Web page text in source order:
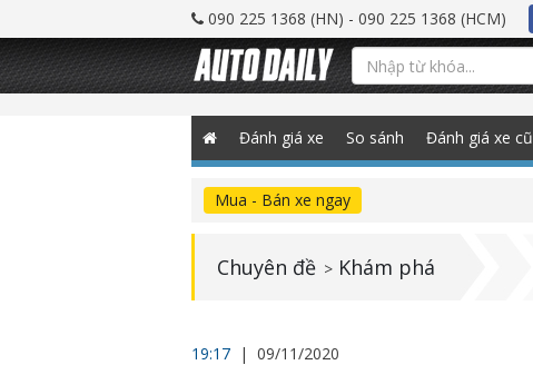
090 225 1368 (HN) - 090 225 1368 (HCM)
Đánh giá xe So sánh Đánh giá xe cũ
Mua - Bán xe ngay
Chuyên đề > Khám phá
19:17 | 09/11/2020